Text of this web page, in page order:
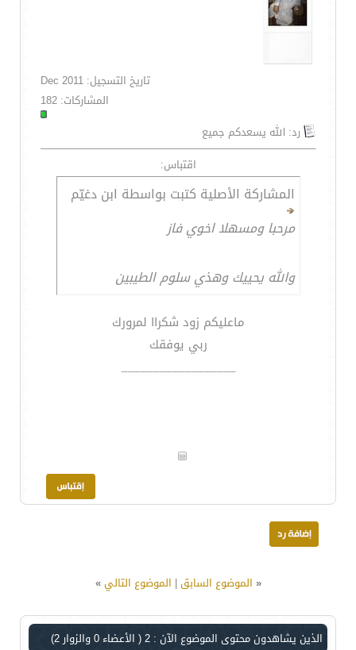
تاريخ التسجيل: Dec 2011
المشاركات: 182
رد: الله يسعدكم جميع
اقتباس:
المشاركة الأصلية كتبت بواسطة ابن دغيّم
مرحبا ومسهلا اخوي فاز
والله يحييك وهذي سلوم الطيبين
ماعليكم زود شكراا لمرورك
ربي يوفقك
__________________
« الموضوع السابق| الموضوع التالي»
الذين يشاهدون محتوى الموضوع الآن : 2 ( الأعضاء 0 والزوار 2)